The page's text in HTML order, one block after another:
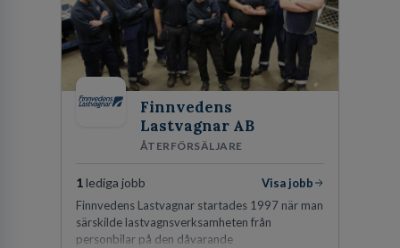
Finnvedens
Lastvagnar AB
ÅTERFÖRSÄLJARE
1lediga jobb
Visa jobb
Finnvedens Lastvagnar startades 1997 när man
särskilde lastvagnsverksamheten från
personbilar på den dåvarande